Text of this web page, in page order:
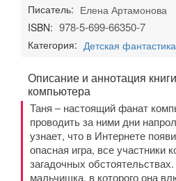
Писатель: Елена Артамонова
ISBN: 978-5-699-66350-7
Категория: Детская фантастика
Описание и аннотация
компьютера
Таня – настоящий фанат
проводить за ними дни
узнает, что в Интернете
опасная игра, все участники
загадочных
мальчишка, в которого она